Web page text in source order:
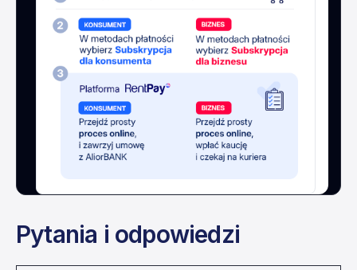
Pytania i odpowiedzi